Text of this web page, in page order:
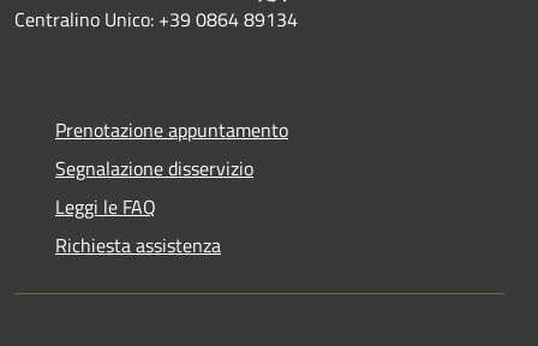
Centralino Unico: +39 0864 89134
Prenotazione appuntamento
Segnalazione disservizio
Leggi le FAQ
Richiesta assistenza